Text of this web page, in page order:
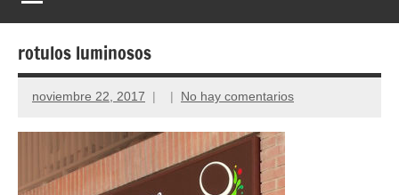
rotulos luminosos
noviembre 22, 2017 No hay comentarios